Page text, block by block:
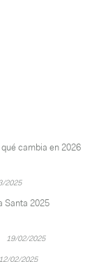
cambia en 2026
2025
Santa 2025
19/02/2025
12/02/2025